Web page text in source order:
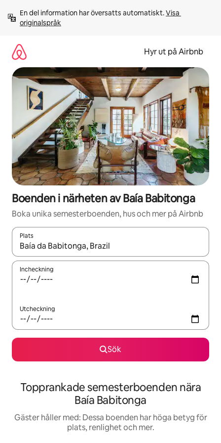
innehåll
En del information har översatts automatiskt. Visa
originalspråk
Hyr ut på Airbnb
Boenden i närheten av Baía Babitonga
Boka unika semesterboenden, hus och mer på Airbnb
Plats
När resultaten är tillgängliga kan du navigera med upp- och
Incheckning
Utcheckning
Sök
Topprankade semesterboenden nära
Baía Babitonga
Gäster håller med: Dessa boenden har höga betyg för
plats, renlighet och mer.